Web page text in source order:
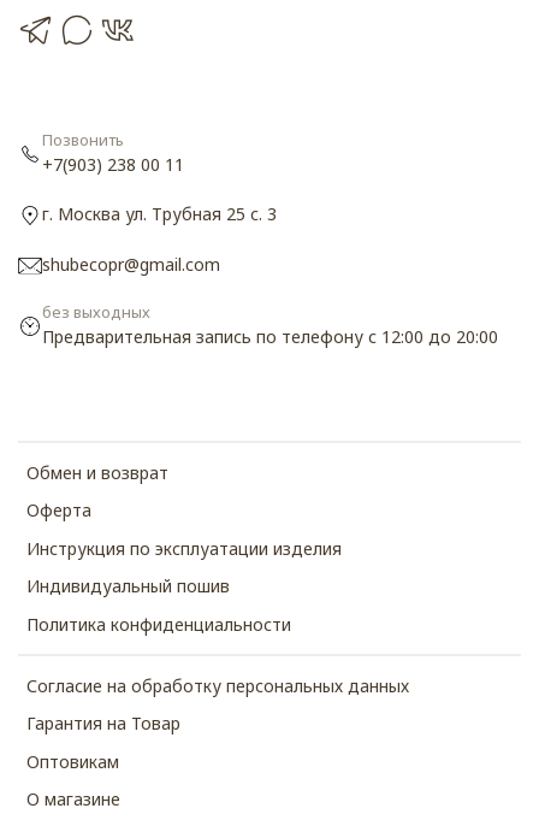
Обмен и возврат
Оферта
Инструкция по эксплуатации изделия
Индивидуальный пошив
Политика конфиденциальности
Согласие на обработку персональных данных
Гарантия на Товар
Оптовикам
О магазине
Позвонить
+7(903) 238 00 11
г. Москва ул. Трубная 25 с. 3
shubecopr@gmail.com
без выходных
Предварительная запись по телефону с 12:00 до 20:00